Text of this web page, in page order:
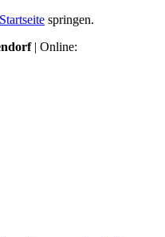
springen.
| Online: